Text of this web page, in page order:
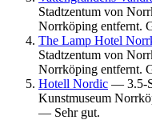
Stadtzentum von
Norrköping entfernt.
The Lamp Hotel
Stadtzentum von
Norrköping entfernt.
Hotell Nordic — 3.5-
Kunstmuseum
— Sehr gut.